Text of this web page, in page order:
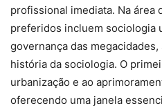
profissional imediata. Na área
preferidos incluem sociologia
governança das
história da sociologia. O
urbanização e ao
oferecendo uma janela